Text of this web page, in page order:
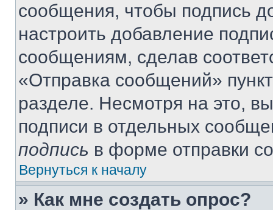
сообщения, чтобы подпись
настроить добавление
сообщениям, сделав
«Отправка сообщений»
разделе. Несмотря на это,
подписи в отдельных
подпись в форме отправки
Вернуться к началу
» Как мне создать опрос?